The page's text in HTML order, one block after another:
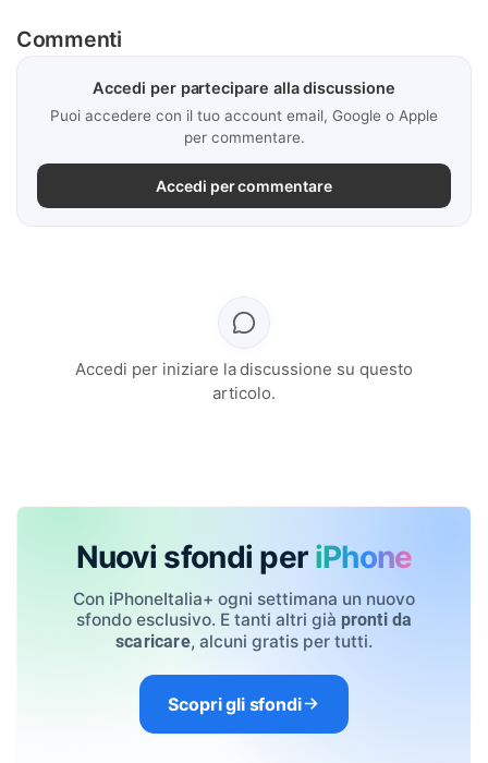
Commenti
Accedi per partecipare alla discussione
Puoi accedere con il tuo account email, Google o Apple
per commentare.
Accedi per commentare
Accedi per iniziare la discussione su questo
articolo.
Nuovi sfondi per iPhone
Con iPhoneItalia+ ogni settimana un nuovo
sfondo esclusivo. E tanti altri già pronti da
scaricare, alcuni gratis per tutti.
Scopri gli sfondi